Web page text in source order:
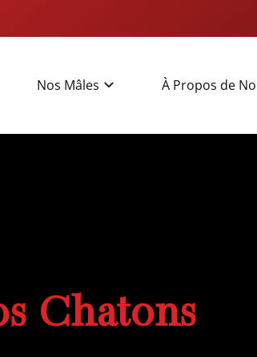
Nos Mâles À Propos de
Chatons